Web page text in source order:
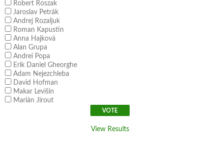
Robert Roszak
Jaroslav Petrák
Andrej Rozaljuk
Roman Kapustin
Anna Hajková
Alan Grupa
Andrei Popa
Erik Daniel Gheorghe
Adam Nejezchleba
David Hofman
Makar Levišin
Marián Jirout
View Results